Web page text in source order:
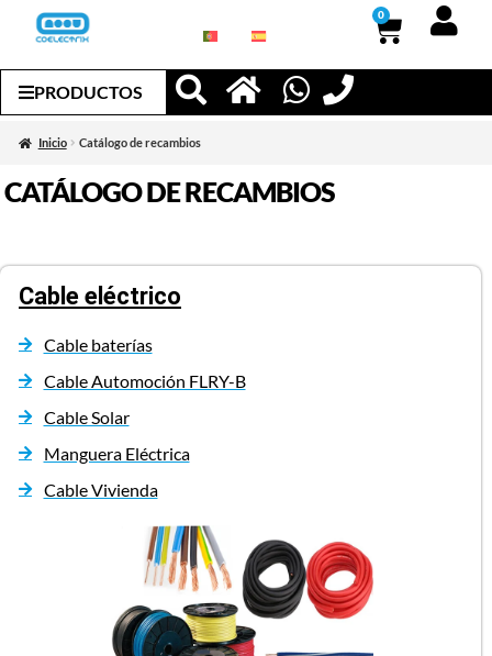
0
PRODUCTOS
Inicio Catálogo de recambios
CATÁLOGO DE RECAMBIOS
Cable eléctrico
Cable baterías
Cable Automoción FLRY-B
Cable Solar
Manguera Eléctrica
Cable Vivienda